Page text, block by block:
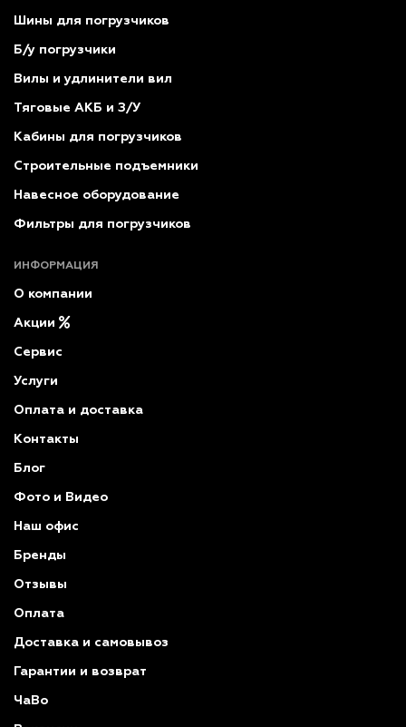
Шины для погрузчиков
Б/у погрузчики
Вилы и удлинители вил
Тяговые АКБ и З/У
Кабины для погрузчиков
Строительные подъемники
Навесное оборудование
Фильтры для погрузчиков
ИНФОРМАЦИЯ
О компании
Акции
Сервис
Услуги
Оплата и доставка
Контакты
Блог
Фото и Видео
Наш офис
Бренды
Отзывы
Оплата
Доставка и самовывоз
Гарантии и возврат
ЧаВо